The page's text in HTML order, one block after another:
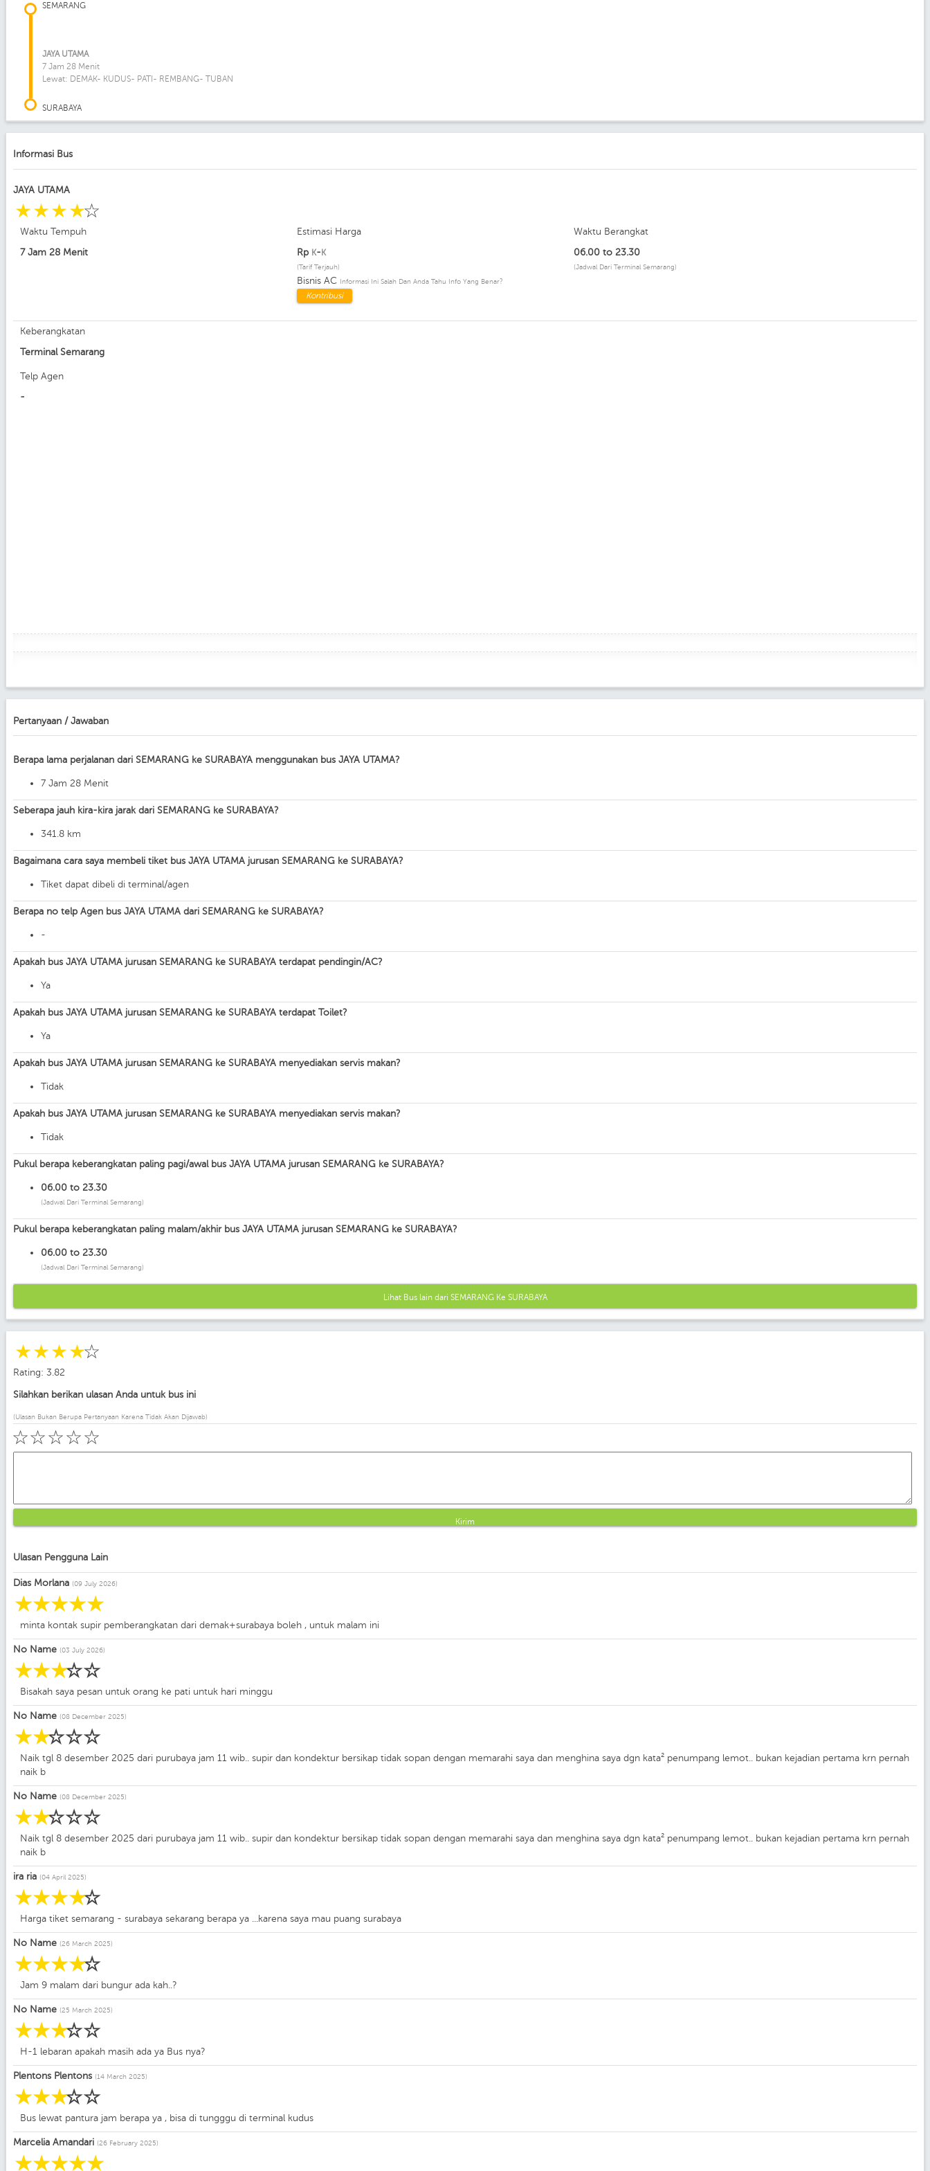
SEMARANG
JAYA UTAMA
7 Jam 28 Menit
Lewat: DEMAK- KUDUS- PATI- REMBANG- TUBAN
SURABAYA
Informasi Bus
JAYA UTAMA
☆
☆
☆
☆
☆
Waktu Tempuh
7 Jam 28 Menit
Estimasi Harga
Rp K- K
(Tarif Terjauh)
Bisnis AC Informasi Ini Salah Dan Anda Tahu Info Yang Benar?
Kontribusi
Waktu Berangkat
06.00 to 23.30
(Jadwal Dari Terminal Semarang)
Keberangkatan
Terminal Semarang
Telp Agen
-
Pertanyaan / Jawaban
Berapa lama perjalanan dari SEMARANG ke SURABAYA menggunakan bus JAYA UTAMA?
7 Jam 28 Menit
Seberapa jauh kira-kira jarak dari SEMARANG ke SURABAYA?
341.8 km
Bagaimana cara saya membeli tiket bus JAYA UTAMA jurusan SEMARANG ke SURABAYA?
Tiket dapat dibeli di terminal/agen
Berapa no telp Agen bus JAYA UTAMA dari SEMARANG ke SURABAYA?
-
Apakah bus JAYA UTAMA jurusan SEMARANG ke SURABAYA terdapat pendingin/AC?
Ya
Apakah bus JAYA UTAMA jurusan SEMARANG ke SURABAYA terdapat Toilet?
Ya
Apakah bus JAYA UTAMA jurusan SEMARANG ke SURABAYA menyediakan servis makan?
Tidak
Apakah bus JAYA UTAMA jurusan SEMARANG ke SURABAYA menyediakan servis makan?
Tidak
Pukul berapa keberangkatan paling pagi/awal bus JAYA UTAMA jurusan SEMARANG ke SURABAYA?
06.00 to 23.30
(Jadwal Dari Terminal Semarang)
Pukul berapa keberangkatan paling malam/akhir bus JAYA UTAMA jurusan SEMARANG ke SURABAYA?
06.00 to 23.30
(Jadwal Dari Terminal Semarang)
Lihat Bus lain dari SEMARANG Ke SURABAYA
☆
☆
☆
☆
☆
Rating: 3.82
Silahkan berikan ulasan Anda untuk bus ini
(Ulasan Bukan Berupa Pertanyaan Karena Tidak Akan Dijawab)
☆
☆
☆
☆
☆
Kirim
Ulasan Pengguna Lain
Dias Morlana (09 July 2026)
☆
☆
☆
☆
☆
minta kontak supir pemberangkatan dari demak+surabaya boleh , untuk malam ini
No Name (03 July 2026)
☆
☆
☆
☆
☆
Bisakah saya pesan untuk orang ke pati untuk hari minggu
No Name (08 December 2025)
☆
☆
☆
☆
☆
Naik tgl 8 desember 2025 dari purubaya jam 11 wib.. supir dan kondektur bersikap tidak sopan dengan memarahi saya dan menghina saya dgn kata² penumpang lemot.. bukan kejadian pertama krn pernah
naik b
No Name (08 December 2025)
☆
☆
☆
☆
☆
Naik tgl 8 desember 2025 dari purubaya jam 11 wib.. supir dan kondektur bersikap tidak sopan dengan memarahi saya dan menghina saya dgn kata² penumpang lemot.. bukan kejadian pertama krn pernah
naik b
ira ria (04 April 2025)
☆
☆
☆
☆
☆
Harga tiket semarang - surabaya sekarang berapa ya ...karena saya mau puang surabaya
No Name (26 March 2025)
☆
☆
☆
☆
☆
Jam 9 malam dari bungur ada kah..?
No Name (25 March 2025)
☆
☆
☆
☆
☆
H-1 lebaran apakah masih ada ya Bus nya?
Plentons Plentons (14 March 2025)
☆
☆
☆
☆
☆
Bus lewat pantura jam berapa ya , bisa di tungggu di terminal kudus
Marcelia Amandari (26 February 2025)
☆
☆
☆
☆
☆